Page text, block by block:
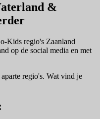
&
Kids regio's Zaanland
op de social media en met
regio's. Wat vind je